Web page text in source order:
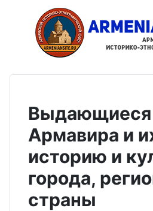
Выдающиеся
Армавира и
историю и
города,
страны